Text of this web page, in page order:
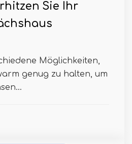
Sie Ihr
Möglichkeiten,
genug zu halten, um